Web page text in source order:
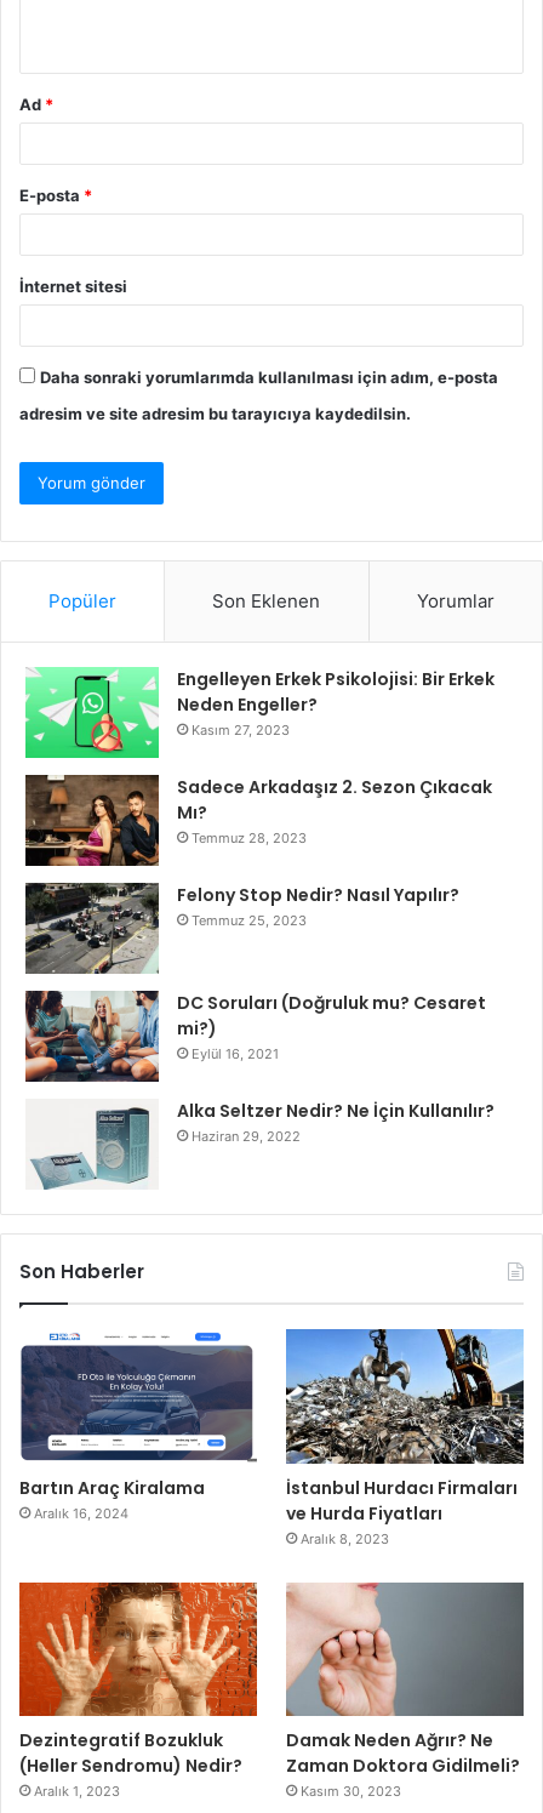
Ad *
E-posta *
İnternet sitesi
Daha sonraki yorumlarımda kullanılması için adım, e-posta
adresim ve site adresim bu tarayıcıya kaydedilsin.
Popüler Son Eklenen Yorumlar
Engelleyen Erkek Psikolojisi: Bir Erkek
Neden Engeller?
Kasım 27, 2023
Sadece Arkadaşız 2. Sezon Çıkacak
Mı?
Temmuz 28, 2023
Felony Stop Nedir? Nasıl Yapılır?
Temmuz 25, 2023
DC Soruları (Doğruluk mu? Cesaret
mi?)
Eylül 16, 2021
Alka Seltzer Nedir? Ne İçin Kullanılır?
Haziran 29, 2022
Son Haberler
Bartın Araç Kiralama
Aralık 16, 2024
İstanbul Hurdacı Firmaları
ve Hurda Fiyatları
Aralık 8, 2023
Dezintegratif Bozukluk
(Heller Sendromu) Nedir?
Aralık 1, 2023
Damak Neden Ağrır? Ne
Zaman Doktora Gidilmeli?
Kasım 30, 2023